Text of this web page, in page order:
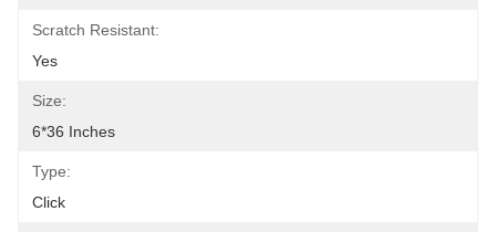
Scratch Resistant:
Yes
Size:
6*36 Inches
Type:
Click